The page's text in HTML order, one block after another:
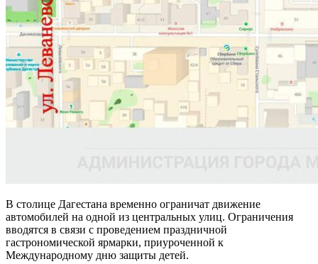
В столице Дагестана временно ограничат движение
автомобилей на одной из центральных улиц. Ограничения
вводятся в связи с проведением праздничной
гастрономической ярмарки, приуроченной к
Международному дню защиты детей.